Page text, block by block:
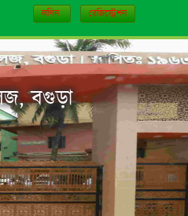
লগিন রেজিস্ট্রেশন
বগুড়া